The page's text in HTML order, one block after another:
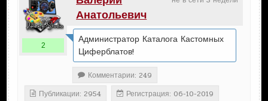
Анатольевич
2
Администратор Каталога Кастомных
Циферблатов!
Комментарии: 249
Публикации: 2954
Регистрация: 06-10-2019